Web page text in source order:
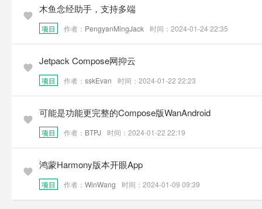
木鱼念经助手，支持多端
项目 作者： PengyanMingJack 时间：2024-01-24 22:35
Jetpack Compose网抑云
项目 作者： sskEvan 时间：2024-01-22 22:23
可能是功能更完整的Compose版WanAndroid
项目 作者： BTPJ 时间：2024-01-22 22:19
鸿蒙Harmony版本开眼App
项目 作者： WinWang 时间：2024-01-09 09:39